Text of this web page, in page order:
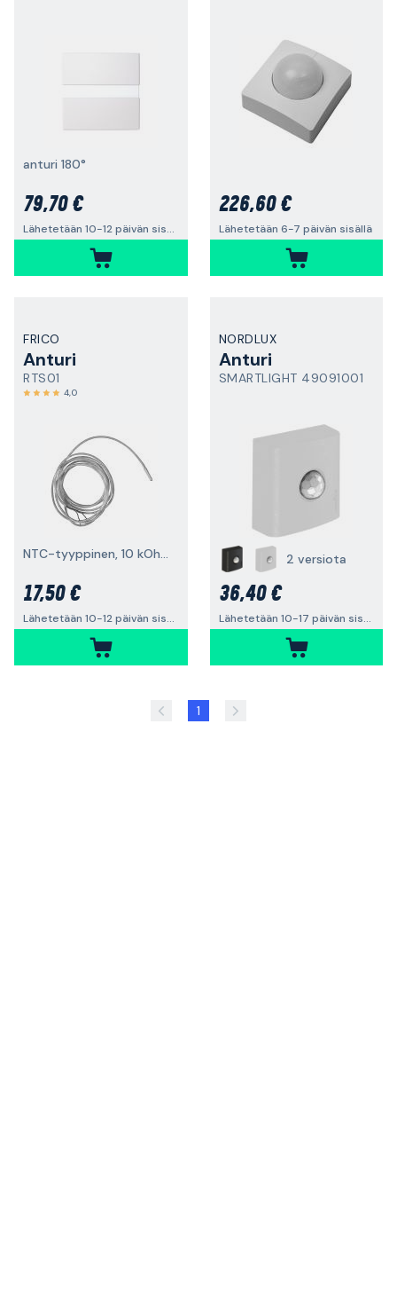
anturi 180°
79,70 €
Lähetetään 10-12 päivän sisällä
226,60 €
Lähetetään 6-7 päivän sisällä
FRICO
Anturi
RTS01
4,0
NTC-tyyppinen, 10 kOhm
17,50 €
Lähetetään 10-12 päivän sisällä
NORDLUX
Anturi
SMARTLIGHT 49091001
2 versiota
36,40 €
Lähetetään 10-17 päivän sisällä
1